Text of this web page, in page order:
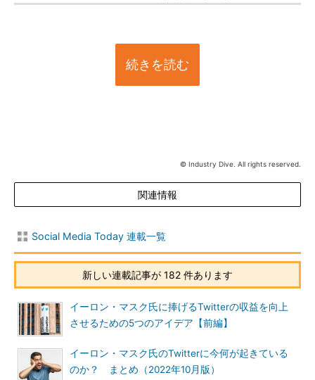
続きを読む
© Industry Dive. All rights reserved.
関連情報
Social Media Today 連載一覧
新しい連載記事が 182 件あります
イーロン・マスク氏に捧げるTwitterの収益を向上
させるための5つのアイデア【前編】
イーロン・マスク氏のTwitterに今何が起きている
のか？ まとめ（2022年10月版）